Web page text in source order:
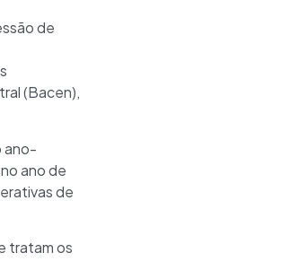
de
(Bacen),
ano-
ano de
de
tratam os